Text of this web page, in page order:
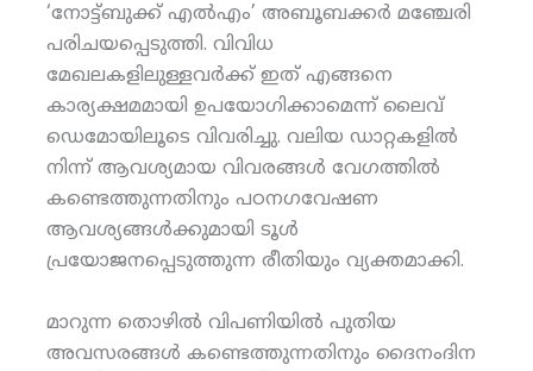
‘നോട്ട്ബുക്ക് എല്‍എം’ അബൂബക്കര്‍ മഞ്ചേരി
പരിചയപ്പെടുത്തി. വിവിധ
മേഖലകളിലുള്ളവര്‍ക്ക് ഇത് എങ്ങനെ
കാര്യക്ഷമമായി ഉപയോഗിക്കാമെന്ന് ലൈവ്
ഡെമോയിലൂടെ വിവരിച്ചു. വലിയ ഡാറ്റകളില്‍
നിന്ന് ആവശ്യമായ വിവരങ്ങള്‍ വേഗത്തില്‍
കണ്ടെത്തുന്നതിനും പഠനഗവേഷണ
ആവശ്യങ്ങള്‍ക്കുമായി ടൂള്‍
പ്രയോജനപ്പെടുത്തുന്ന രീതിയും വ്യക്തമാക്കി.
മാറുന്ന തൊഴില്‍ വിപണിയില്‍ പുതിയ
അവസരങ്ങള്‍ കണ്ടെത്തുന്നതിനും ദൈനംദിന